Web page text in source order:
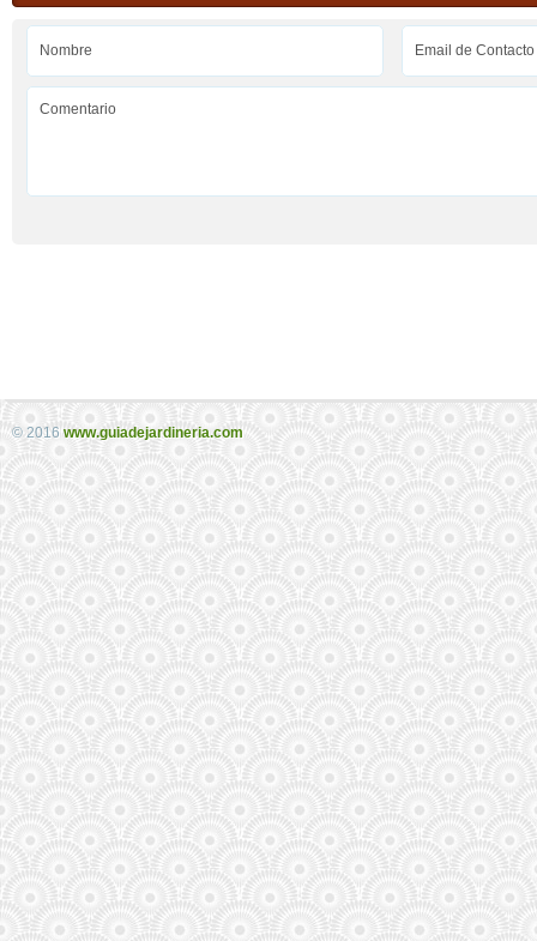
© 2016 www.guiadejardineria.com